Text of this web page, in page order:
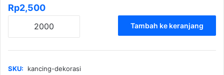
Rp2,500
Tambah ke keranjang
SKU:
kancing-dekorasi